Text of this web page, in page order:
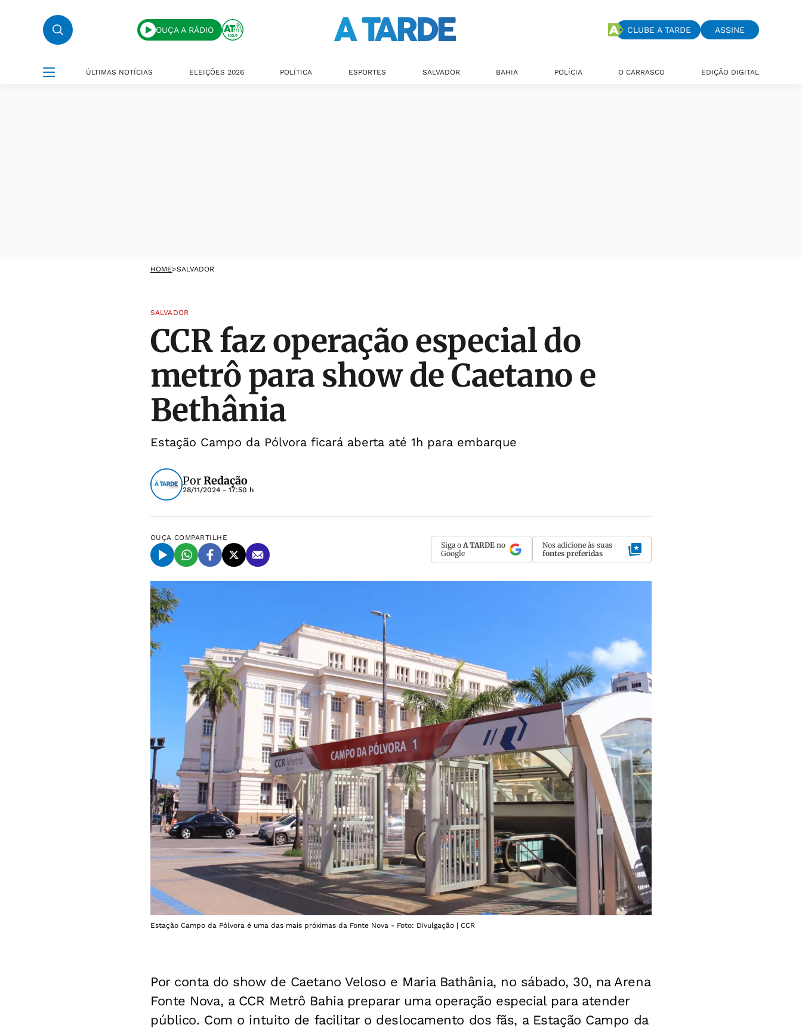
OUÇA A RÁDIO CLUBE A TARDE ASSINE
ÚLTIMAS NOTÍCIAS ELEIÇÕES 2026 POLÍTICA ESPORTES SALVADOR BAHIA POLÍCIA O CARRASCO EDIÇÃO DIGITAL
HOME>SALVADOR
SALVADOR
CCR faz operação especial do
metrô para show de Caetano e
Bethânia
Estação Campo da Pólvora ficará aberta até 1h para embarque
PorRedação
28/11/2024 - 17:50 h
OUÇA COMPARTILHE
Siga o A TARDE no
Google
Nos adicione às suas
fontes preferidas
Estação Campo da Pólvora é uma das mais próximas da Fonte Nova - Foto: Divulgação | CCR
Por conta do show de Caetano Veloso e Maria Bathânia, no sábado, 30, na Arena
Fonte Nova, a CCR Metrô Bahia preparar uma operação especial para atender
público. Com o intuito de facilitar o deslocamento dos fãs, a Estação Campo da